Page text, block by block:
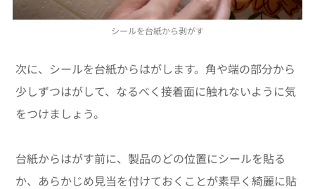
シールを台紙から剥がす
次に、シールを台紙からはがします。角や端の部分から
少しずつはがして、なるべく接着面に触れないように気
をつけましょう。
台紙からはがす前に、製品のどの位置にシールを貼る
か、あらかじめ見当を付けておくことが素早く綺麗に貼